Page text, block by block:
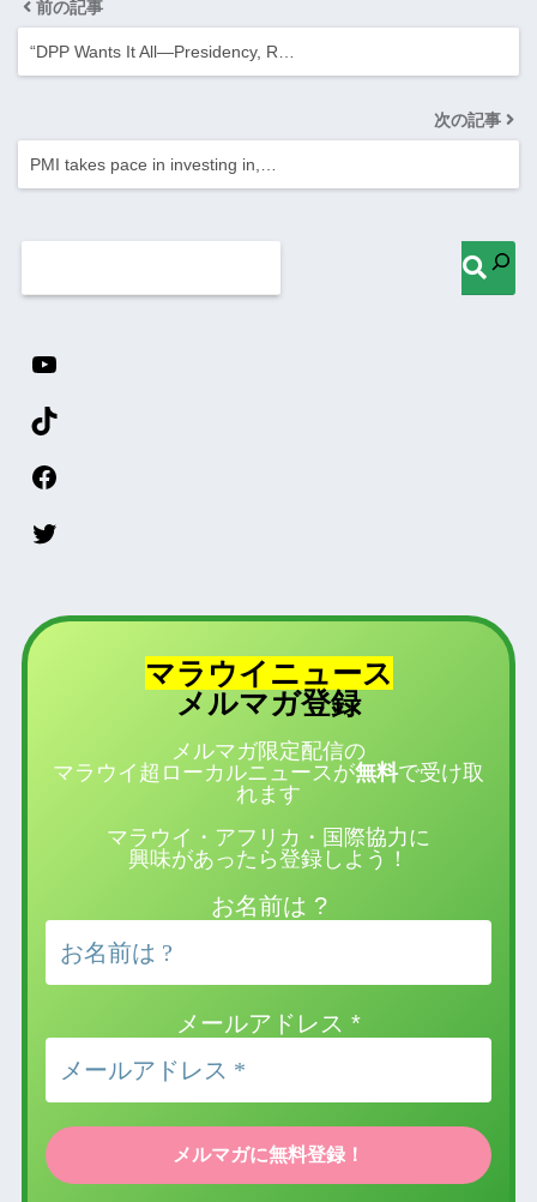
前の記事
“DPP Wants It All—Presidency, R…
次の記事
PMI takes pace in investing in,…
マラウイニュース
メルマガ登録
メルマガ限定配信の
マラウイ超ローカルニュースが無料で受け取
れます
マラウイ・アフリカ・国際協力に
興味があったら登録しよう！
お名前は ?
メールアドレス *